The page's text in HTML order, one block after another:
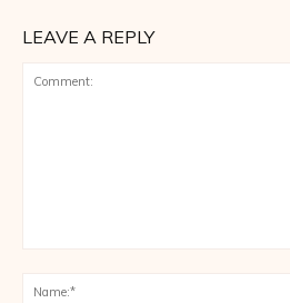
LEAVE A REPLY